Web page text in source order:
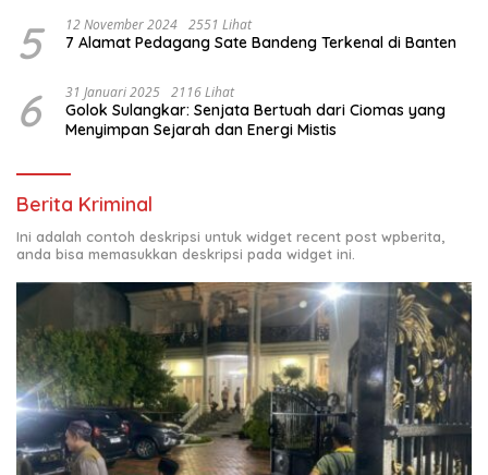
5 12 November 2024 2551 Lihat
7 Alamat Pedagang Sate Bandeng Terkenal di Banten
6 31 Januari 2025 2116 Lihat
Golok Sulangkar: Senjata Bertuah dari Ciomas yang
Menyimpan Sejarah dan Energi Mistis
Berita Kriminal
Ini adalah contoh deskripsi untuk widget recent post wpberita,
anda bisa memasukkan deskripsi pada widget ini.